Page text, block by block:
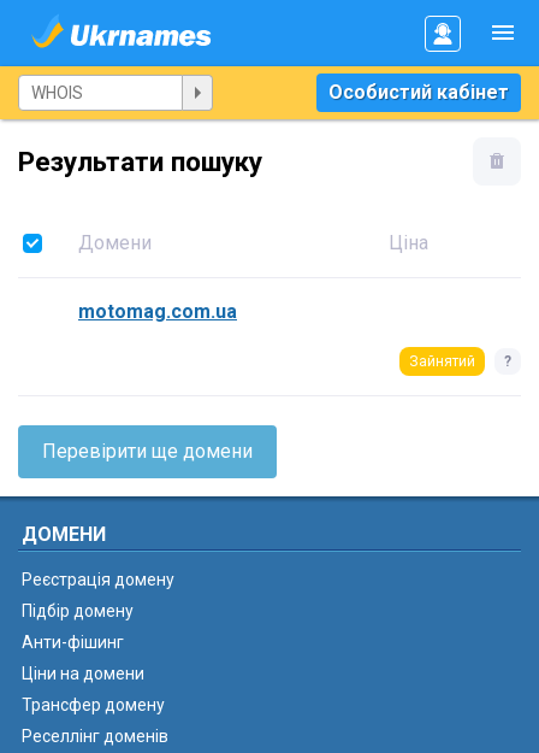
Особистий кабінет
Результати пошуку
Домени Ціна
motomag.com.ua
Зайнятий ?
Перевірити ще домени
ДОМЕНИ
Реєстрація домену
Підбір домену
Анти-фішинг
Ціни на домени
Трансфер домену
Реселлінг доменів